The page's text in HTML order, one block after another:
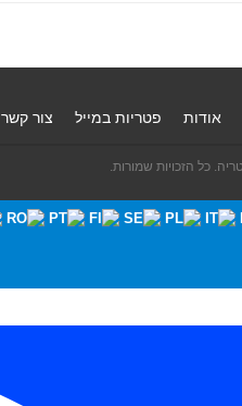
אודות פטריות במייל צור קשר